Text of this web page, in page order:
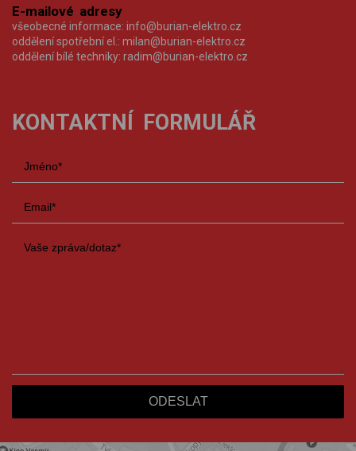
E-mailové adresy
všeobecné informace: info@burian-elektro.cz
oddělení spotřební el.: milan@burian-elektro.cz
oddělení bílé techniky: radim@burian-elektro.cz
KONTAKTNÍ FORMULÁŘ